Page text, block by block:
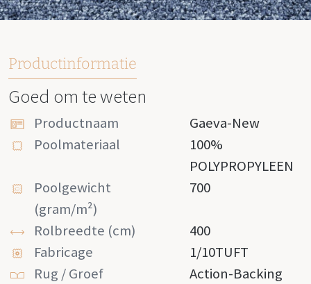
Productinformatie
Goed om te weten
Productnaam
Gaeva-New
Poolmateriaal
100%
POLYPROPYLEEN
Poolgewicht
(gram/m²)
700
Rolbreedte (cm)
400
Fabricage
1/10TUFT
Rug / Groef
Action-Backing